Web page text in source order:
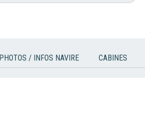
PHOTOS / INFOS NAVIRE CABINES